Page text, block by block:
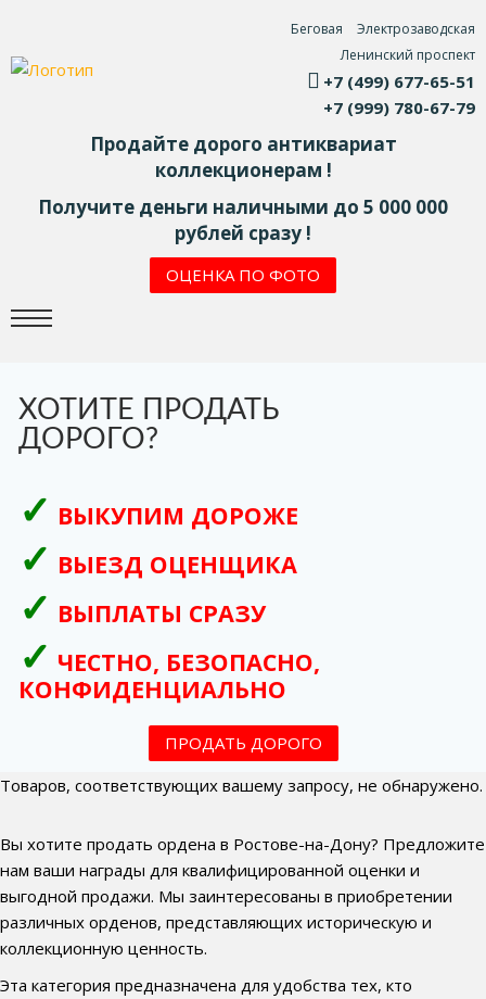
Беговая
Электрозаводская
Ленинский проспект
+7 (499) 677-65-51
+7 (999) 780-67-79
Продайте дорого антиквариат
коллекционерам !
Получите деньги наличными до 5 000 000
рублей сразу !
ОЦЕНКА ПО ФОТО
ХОТИТЕ ПРОДАТЬ
ДОРОГО?
ВЫКУПИМ ДОРОЖЕ
ВЫЕЗД ОЦЕНЩИКА
ВЫПЛАТЫ СРАЗУ
ЧЕСТНО, БЕЗОПАСНО,
КОНФИДЕНЦИАЛЬНО
ПРОДАТЬ ДОРОГО
Товаров, соответствующих вашему запросу, не обнаружено.
Вы хотите продать ордена в Ростове-на-Дону? Предложите
нам ваши награды для квалифицированной оценки и
выгодной продажи. Мы заинтересованы в приобретении
различных орденов, представляющих историческую и
коллекционную ценность.
Эта категория предназначена для удобства тех, кто